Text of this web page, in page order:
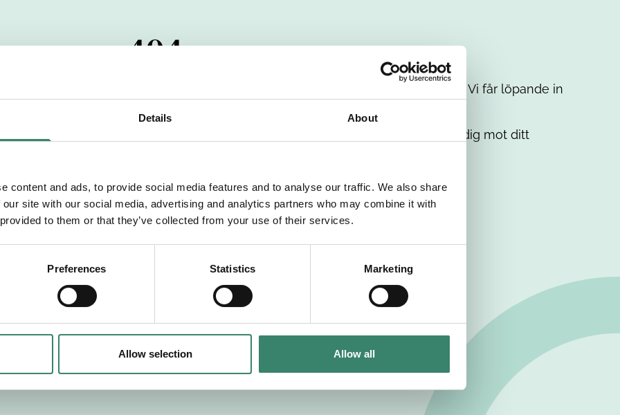
Details About
content and ads, to provide social media features and to analyse our traffic. We also share
site with our social media, advertising and analytics partners who may combine it with
to them or that they’ve collected from your use of their services.
Preferences Statistics Marketing
Allow selection Allow all
404
har passerats. Vi uppskattar verkligen ditt intresse. Misströsta inte. Vi får löpande in
dig med mer information om våra aktuella uppdrag. Tillsammans matchar vi dig mot ditt
Tillbaka till Sverek